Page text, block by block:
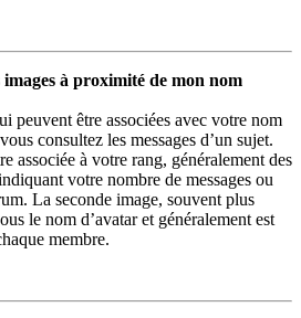
à proximité de mon nom
peuvent être associées avec votre nom
consultez les messages d’un sujet.
associée à votre rang, généralement des
votre nombre de messages ou
La seconde image, souvent plus
le nom d’avatar et généralement est
membre.